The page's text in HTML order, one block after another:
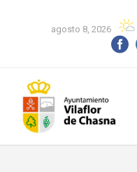
agosto 8, 2026